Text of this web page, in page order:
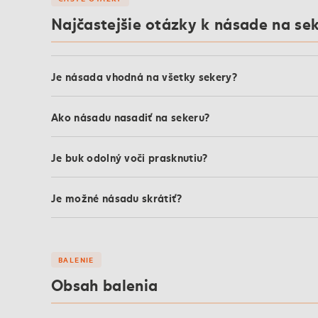
Najčastejšie otázky k násade na
Je násada vhodná na všetky sekery?
Ako násadu nasadiť na sekeru?
Je buk odolný voči prasknutiu?
Je možné násadu skrátiť?
BALENIE
Obsah balenia